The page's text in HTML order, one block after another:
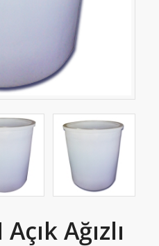
Ağızlı